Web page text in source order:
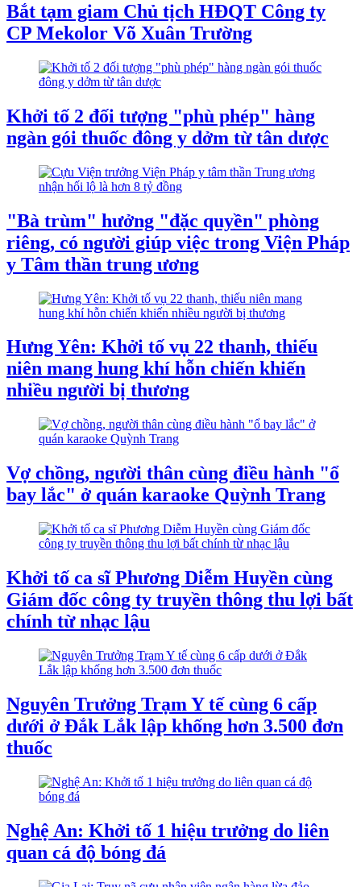
Bắt tạm giam Chủ tịch HĐQT Công ty
CP Mekolor Võ Xuân Trường
Khởi tố 2 đối tượng "phù phép" hàng
ngàn gói thuốc đông y dởm từ tân dược
"Bà trùm" hưởng "đặc quyền" phòng
riêng, có người giúp việc trong Viện Pháp
y Tâm thần trung ương
Hưng Yên: Khởi tố vụ 22 thanh, thiếu
niên mang hung khí hỗn chiến khiến
nhiều người bị thương
Vợ chồng, người thân cùng điều hành "ổ
bay lắc" ở quán karaoke Quỳnh Trang
Khởi tố ca sĩ Phương Diễm Huyền cùng
Giám đốc công ty truyền thông thu lợi bất
chính từ nhạc lậu
Nguyên Trưởng Trạm Y tế cùng 6 cấp
dưới ở Đắk Lắk lập khống hơn 3.500 đơn
thuốc
Nghệ An: Khởi tố 1 hiệu trưởng do liên
quan cá độ bóng đá